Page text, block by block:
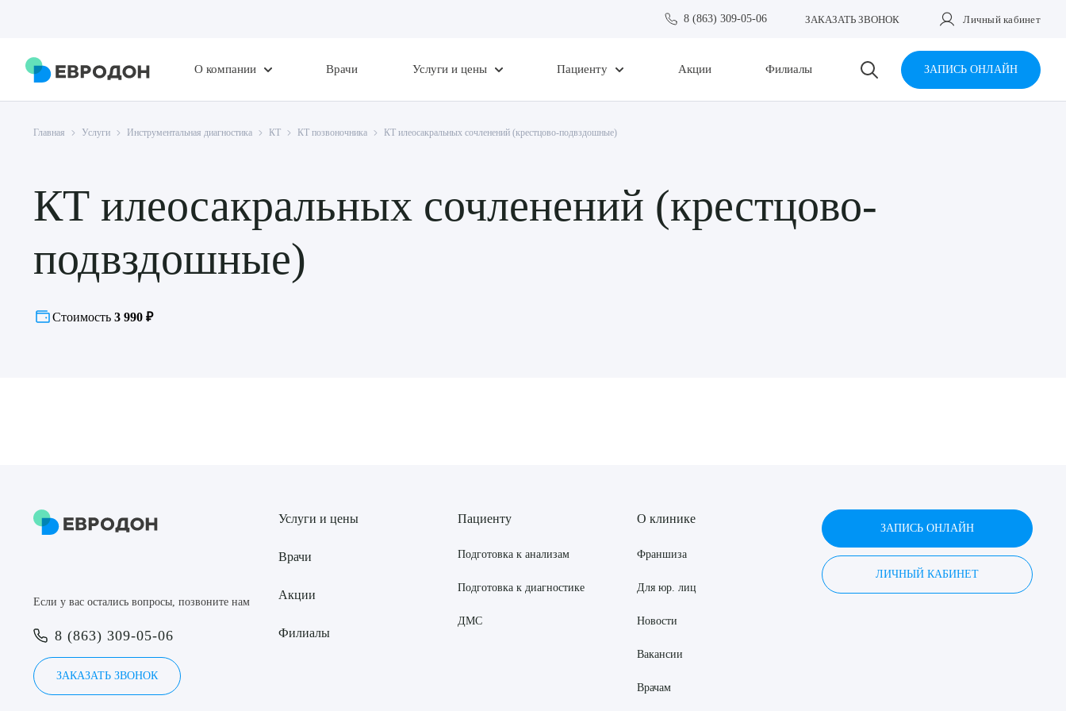
8 (863) 309-05-06 ЗАКАЗАТЬ ЗВОНОК Личный кабинет
О компании Врачи Услуги и цены Пациенту Акции Филиалы ЗАПИСЬ ОНЛАЙН
Главная Услуги Инструментальная диагностика КТ КТ позвоночника КТ илеосакральных сочленений (крестцово-подвздошные)
КТ илеосакральных сочленений (крестцово-
подвздошные)
Стоимость 3 990 ₽
Если у вас остались вопросы, позвоните нам
8 (863) 309-05-06
ЗАКАЗАТЬ ЗВОНОК
Услуги и цены
Врачи
Акции
Филиалы
Пациенту
Подготовка к анализам
Подготовка к диагностике
ДМС
О клинике
Франшиза
Для юр. лиц
Новости
Вакансии
Врачам
ЗАПИСЬ ОНЛАЙН
ЛИЧНЫЙ КАБИНЕТ
ОТПРАВИТЬ Я даю согласие на обработку персональных данных